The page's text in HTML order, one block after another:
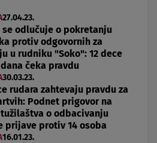
27.04.23.
se odlučuje o pokretanju
protiv odgovornih za
u rudniku "Soko": 12 dece
čeka pravdu
30.03.23.
rudara zahtevaju pravdu za
Podnet prigovor na
o odbacivanju
prijave protiv 14 osoba
16.01.23.